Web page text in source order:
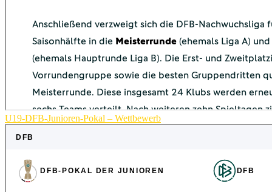
U19-DFB-Junioren-Pokal – Wettbewerb